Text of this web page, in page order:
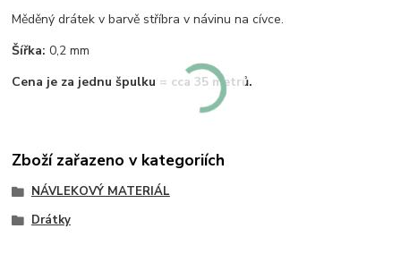
Měděný drátek v barvě stříbra v návinu na cívce.
Šířka: 0,2 mm
Cena je za jednu špulku = cca 35 metrů.
Zboží zařazeno v kategoriích
NÁVLEKOVÝ MATERIÁL
Drátky